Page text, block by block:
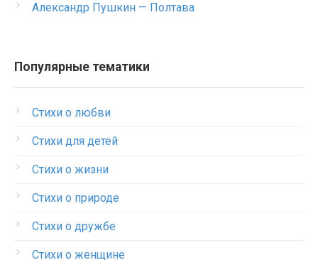
Александр Пушкин — Полтава
Популярные тематики
Стихи о любви
Стихи для детей
Стихи о жизни
Стихи о природе
Стихи о дружбе
Стихи о женщине